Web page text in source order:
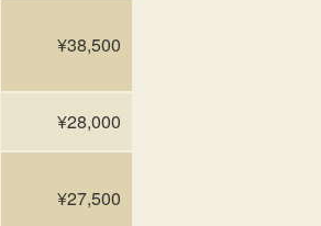
¥38,500
¥28,000
¥27,500